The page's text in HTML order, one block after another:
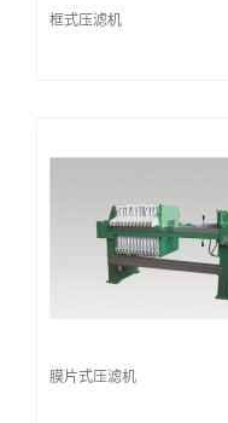
框式压滤机
膜片式压滤机